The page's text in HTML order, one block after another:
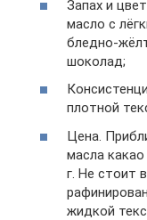
Запах и
масло с
бледно-
шоколад;
плотной
Цена.
масла
г. Не стоит
жидкой